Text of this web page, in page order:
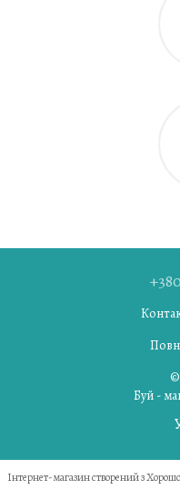
©
Буй -
Інтернет-магазин створений з